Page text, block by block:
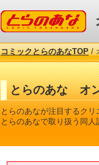
コミックとらのあな
コミックとらのあなTOP/
とらのあな オ
とらのあなが注目するク
とらのあなで取り扱う同